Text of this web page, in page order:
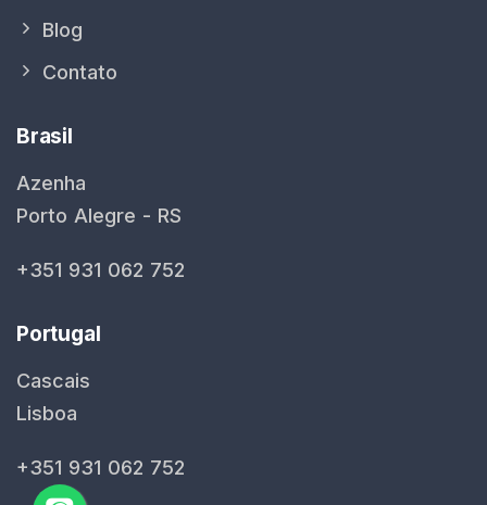
Blog
Contato
Brasil
Azenha
Porto Alegre - RS
+351 931 062 752
Portugal
Cascais
Lisboa
+351 931 062 752